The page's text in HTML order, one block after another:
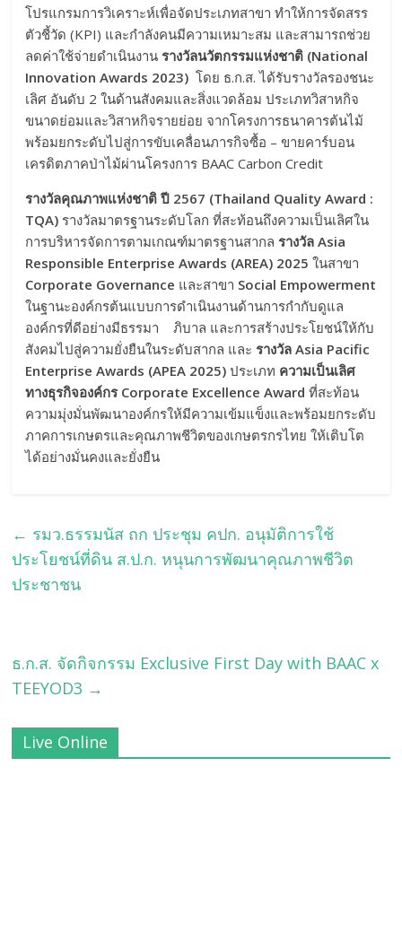
โปรแกรมการวิเคราะห์เพื่อจัดประเภทสาขา ทำให้การจัดสรร
ตัวชี้วัด (KPI) และกำลังคนมีความเหมาะสม และสามารถช่วย
ลดค่าใช้จ่ายดำเนินงานรางวัลนวัตกรรมแห่งชาติ (National
Innovation Awards 2023) โดย ธ.ก.ส. ได้รับรางวัลรองชนะ
เลิศ อันดับ 2 ในด้านสังคมและสิ่งแวดล้อม ประเภทวิสาหกิจ
ขนาดย่อมและวิสาหกิจรายย่อย จากโครงการธนาคารต้นไม้
พร้อมยกระดับไปสู่การขับเคลื่อนภารกิจซื้อ – ขายคาร์บอน
เครดิตภาคป่าไม้ผ่านโครงการ BAAC Carbon Credit
รางวัลคุณภาพแห่งชาติ ปี 2567 (Thailand Quality Award :
TQA) รางวัลมาตรฐานระดับโลก ที่สะท้อนถึงความเป็นเลิศใน
การบริหารจัดการตามเกณฑ์มาตรฐานสากลรางวัลAsia
Responsible Enterprise Awards (AREA) 2025 ในสาขา
Corporate Governance และสาขา Social Empowerment
ในฐานะองค์กรต้นแบบการดำเนินงานด้านการกำกับดูแล
องค์กรที่ดีอย่างมีธรรมา ภิบาล และการสร้างประโยชน์ให้กับ
สังคมไปสู่ความยั่งยืนในระดับสากล และรางวัลAsia Pacific
Enterprise Awards (APEA 2025) ประเภท ความเป็นเลิศ
ทางธุรกิจองค์กร Corporate Excellence Awardที่สะท้อน
ความมุ่งมั่นพัฒนาองค์กรให้มีความเข้มแข็งและพร้อมยกระดับ
ภาคการเกษตรและคุณภาพชีวิตของเกษตรกรไทย ให้เติบโต
ได้อย่างมั่นคงและยั่งยืน
← รมว.ธรรมนัส ถก ประชุม คปก. อนุมัติการใช้
ประโยชน์ที่ดิน ส.ป.ก. หนุนการพัฒนาคุณภาพชีวิต
ประชาชน
ธ.ก.ส. จัดกิจกรรม Exclusive First Day with BAAC x
TEEYOD3 →
Live Online